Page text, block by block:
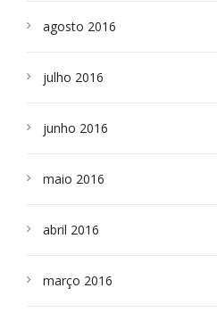
agosto 2016
julho 2016
junho 2016
maio 2016
abril 2016
março 2016